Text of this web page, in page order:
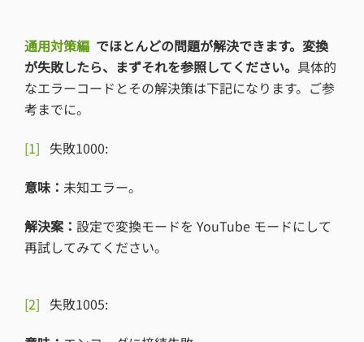
通用対策編 でほとんどの問題が解決できます。変換
が失敗したら、まずそれを参照してください。 具体的
なエラーコードとその解決策は下記になります。ご参
考までに。
[1] 失敗1000:
意味： 未知エラー。
解決案： 設定で変換モードを YouTube モードにして
再試してみてください。
[2] 失敗1005: